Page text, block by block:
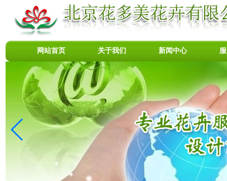
网站首页 关于我们 新闻中心